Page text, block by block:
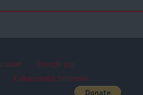
Szerzői jog
Felhasználói feltételek